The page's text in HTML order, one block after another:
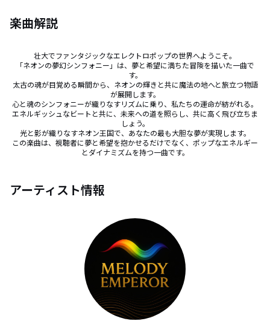
楽曲解説
壮大でファンタジックなエレクトロポップの世界へようこそ。
「ネオンの夢幻シンフォニー」は、夢と希望に満ちた冒険を描いた一曲で
す。
太古の魂が目覚める瞬間から、ネオンの輝きと共に魔法の地へと旅立つ物語
が展開します。
心と魂のシンフォニーが織りなすリズムに乗り、私たちの運命が紡がれる。
エネルギッシュなビートと共に、未来への道を照らし、共に高く飛び立ちま
しょう。
光と影が織りなすネオン王国で、あなたの最も大胆な夢が実現します。
この楽曲は、視聴者に夢と希望を抱かせるだけでなく、ポップなエネルギー
とダイナミズムを持つ一曲です。
アーティスト情報